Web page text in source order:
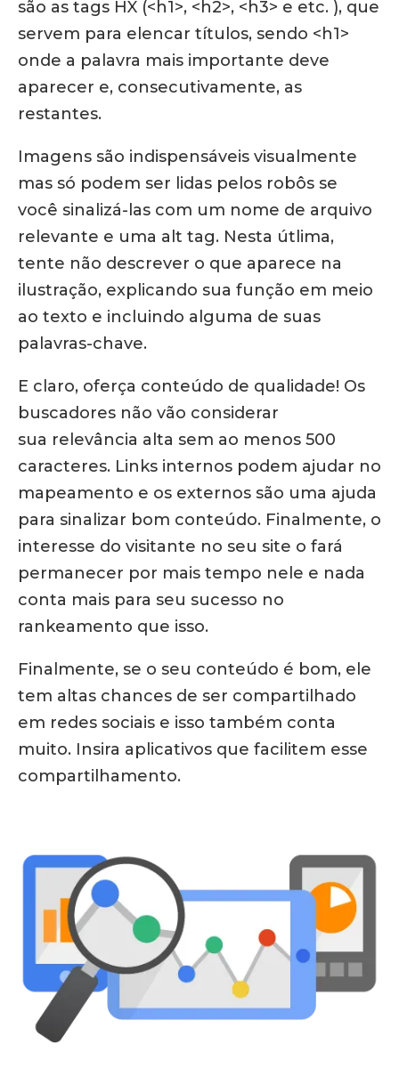
são as tags HX (<h1>, <h2>, <h3> e etc. ), que
servem para elencar títulos, sendo <h1>
onde a palavra mais importante deve
aparecer e, consecutivamente, as
restantes.
Imagens são indispensáveis visualmente
mas só podem ser lidas pelos robôs se
você sinalizá-las com um nome de arquivo
relevante e uma alt tag. Nesta útlima,
tente não descrever o que aparece na
ilustração, explicando sua função em meio
ao texto e incluindo alguma de suas
palavras-chave.
E claro, oferça conteúdo de qualidade! Os
buscadores não vão considerar
sua relevância alta sem ao menos 500
caracteres. Links internos podem ajudar no
mapeamento e os externos são uma ajuda
para sinalizar bom conteúdo. Finalmente, o
interesse do visitante no seu site o fará
permanecer por mais tempo nele e nada
conta mais para seu sucesso no
rankeamento que isso.
Finalmente, se o seu conteúdo é bom, ele
tem altas chances de ser compartilhado
em redes sociais e isso também conta
muito. Insira aplicativos que facilitem esse
compartilhamento.